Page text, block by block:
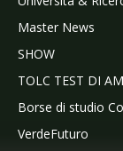
Master News
SHOW
TOLC TEST DI
Borse di studio
VerdeFuturo